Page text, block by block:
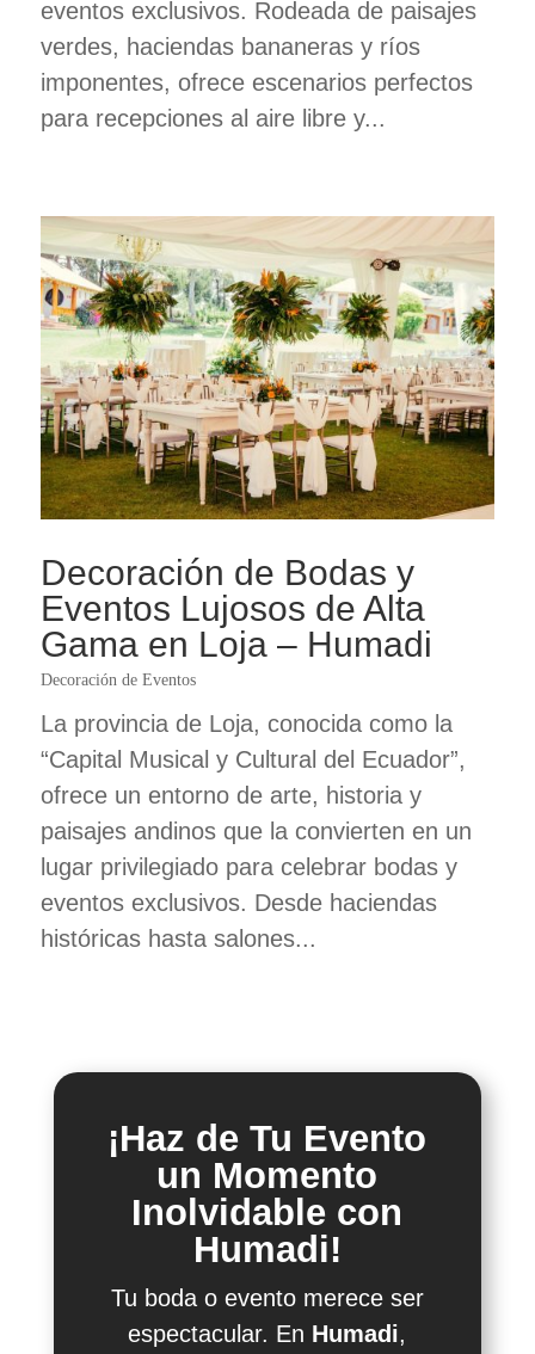
eventos exclusivos. Rodeada de paisajes
verdes, haciendas bananeras y ríos
imponentes, ofrece escenarios perfectos
para recepciones al aire libre y...
Decoración de Bodas y
Eventos Lujosos de Alta
Gama en Loja – Humadi
Decoración de Eventos
La provincia de Loja, conocida como la
“Capital Musical y Cultural del Ecuador”,
ofrece un entorno de arte, historia y
paisajes andinos que la convierten en un
lugar privilegiado para celebrar bodas y
eventos exclusivos. Desde haciendas
históricas hasta salones...
¡Haz de Tu Evento
un Momento
Inolvidable con
Humadi!
Tu boda o evento merece ser
espectacular. En Humadi,